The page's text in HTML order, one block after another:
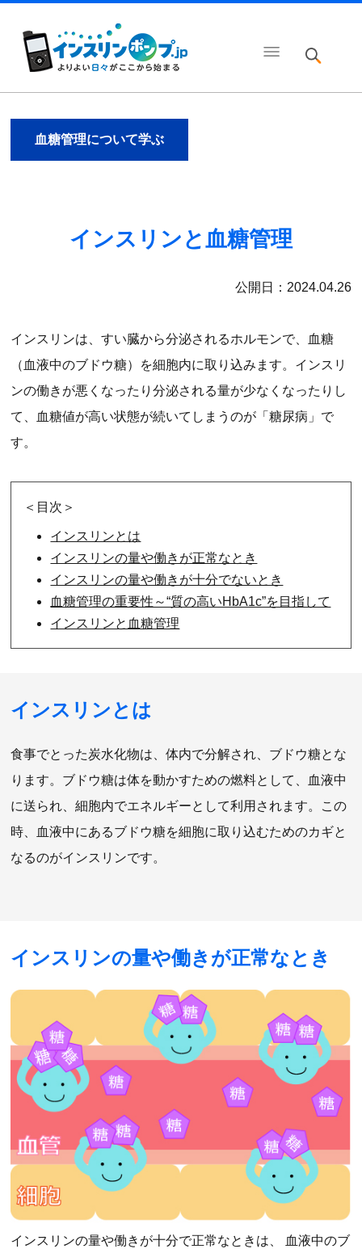
血糖管理について学ぶ
インスリンと血糖管理
公開日：2024.04.26
インスリンは、すい臓から分泌されるホルモンで、血糖
（血液中のブドウ糖）を細胞内に取り込みます。インスリ
ンの働きが悪くなったり分泌される量が少なくなったりし
て、血糖値が高い状態が続いてしまうのが「糖尿病」で
す。
＜目次＞
インスリンとは
インスリンの量や働きが正常なとき
インスリンの量や働きが十分でないとき
血糖管理の重要性～“質の高いHbA1c”を目指して
インスリンと血糖管理
インスリンとは
食事でとった炭水化物は、体内で分解され、ブドウ糖とな
ります。ブドウ糖は体を動かすための燃料として、血液中
に送られ、細胞内でエネルギーとして利用されます。この
時、血液中にあるブドウ糖を細胞に取り込むためのカギと
なるのがインスリンです。
インスリンの量や働きが正常なとき
インスリンの量や働きが十分で正常なときは、 血液中のブ